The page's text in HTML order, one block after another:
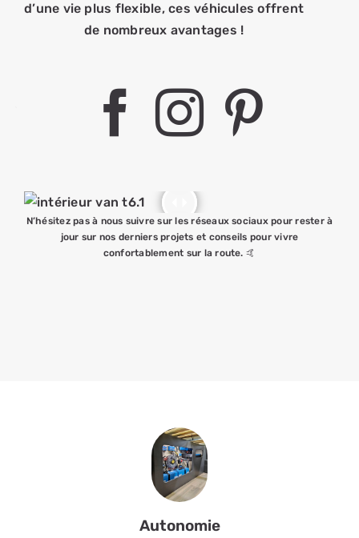
d’une vie plus flexible, ces véhicules offrent
de nombreux avantages !
N’hésitez pas à nous suivre sur les réseaux sociaux pour rester à
jour sur nos derniers projets et conseils pour vivre
confortablement sur la route. 🤙
Autonomie